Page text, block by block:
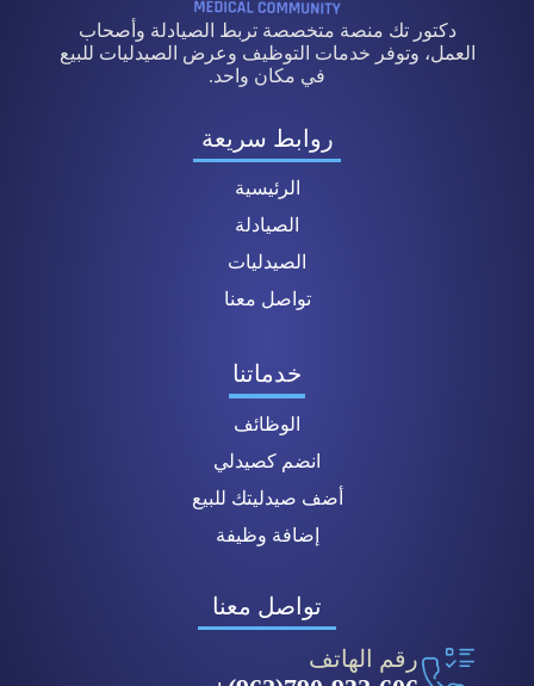
دكتور تك منصة متخصصة تربط الصيادلة وأصحاب
العمل، وتوفر خدمات التوظيف وعرض الصيدليات للبيع
في مكان واحد.
روابط سريعة
الرئيسية
الصيادلة
الصيدليات
تواصل معنا
خدماتنا
الوظائف
انضم كصيدلي
أضف صيدليتك للبيع
إضافة وظيفة
تواصل معنا
رقم الهاتف